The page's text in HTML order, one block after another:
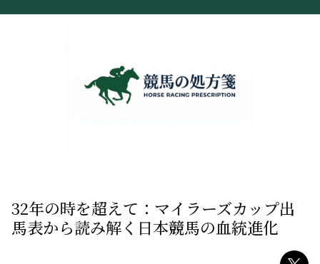
32年の時を超えて：マイラーズカップ出
馬表から読み解く日本競馬の血統進化